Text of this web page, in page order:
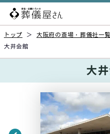
トップ ＞ 大阪府の斎場・葬儀社一覧
大井会館
大